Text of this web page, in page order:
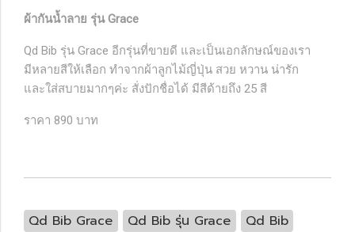
ผ้ากันน้ำลาย รุ่น Grace
Qd Bib รุ่น Grace อีกรุ่นที่ขายดี และเป็นเอกลักษณ์ของเรา
มีหลายสีให้เลือก ทำจากผ้าลูกไม้ญี่ปุ่น สวย หวาน น่ารัก
และใส่สบายมากๆค่ะ สั่งปักชื่อได้ มีสีด้ายถึง 25 สี
ราคา 890 บาท
Qd Bib Grace Qd Bib รุ่น Grace
Qd Bib